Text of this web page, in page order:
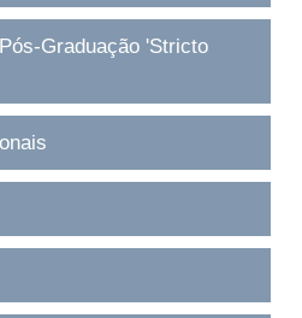
Graduação 'Stricto